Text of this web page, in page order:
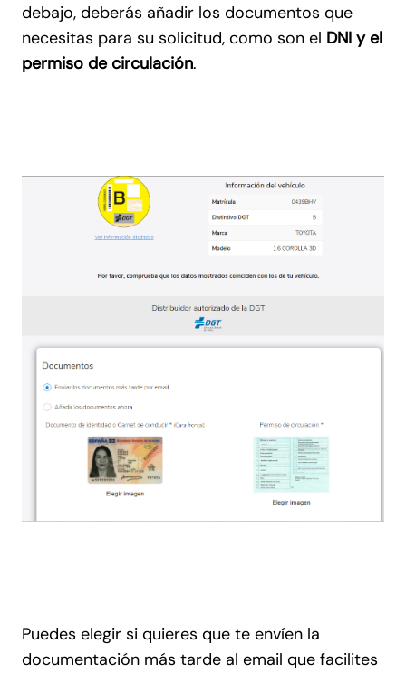
debajo, deberás añadir los documentos que
necesitas para su solicitud, como son el DNI y el
permiso de circulación.
Puedes elegir si quieres que te envíen la
documentación más tarde al email que facilites